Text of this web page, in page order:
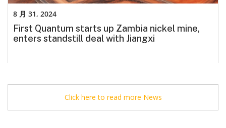
First Quantum starts up Zambia nickel mine,
enters standstill deal with Jiangxi
8 月 31, 2024
Click here to read more News